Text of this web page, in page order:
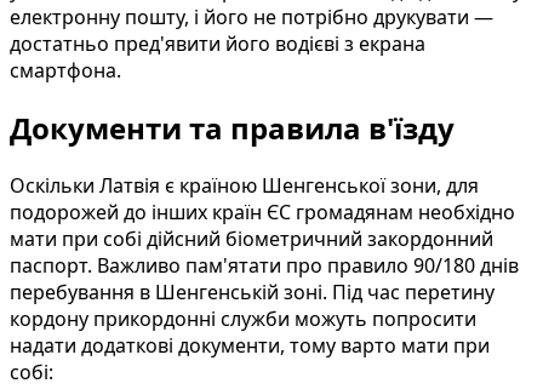
електронну пошту, і його не потрібно друкувати —
достатньо пред'явити його водієві з екрана
смартфона.
Документи та правила в'їзду
Оскільки Латвія є країною Шенгенської зони, для
подорожей до інших країн ЄС громадянам необхідно
мати при собі дійсний біометричний закордонний
паспорт. Важливо пам'ятати про правило 90/180 днів
перебування в Шенгенській зоні. Під час перетину
кордону прикордонні служби можуть попросити
надати додаткові документи, тому варто мати при
собі: